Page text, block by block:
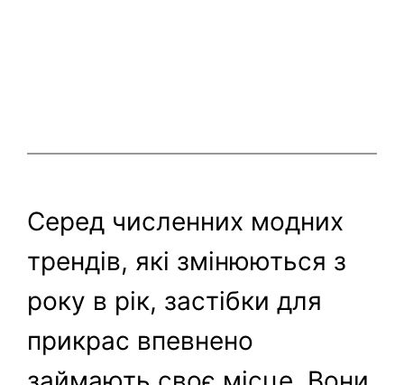
Серед численних модних
трендів, які змінюються з
року в рік, застібки для
прикрас впевнено